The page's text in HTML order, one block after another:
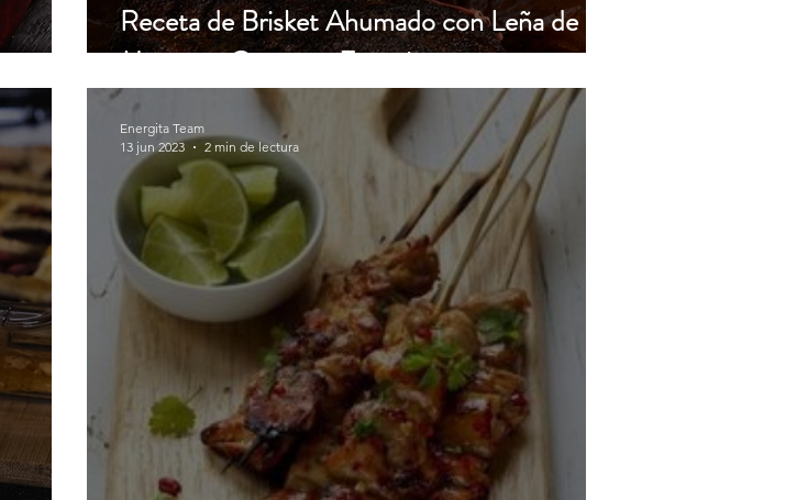
Receta de Brisket Ahumado con Leña de
Manzano Gourmet Energita
Energita Team
13 jun 2023
2 min de lectura